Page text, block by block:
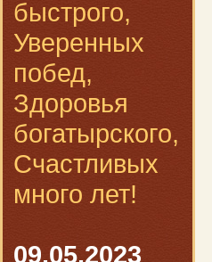
быстрого,
Уверенных
побед,
Здоровья
богатырского,
Счастливых
много лет!
09.05.2023